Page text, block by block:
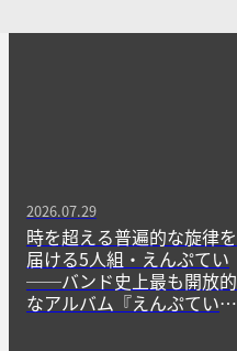
2026.07.29
時を超える普遍的な旋律を
届ける5人組・えんぷてい
──バンド史上最も開放的
なアルバム『えんぷてい』